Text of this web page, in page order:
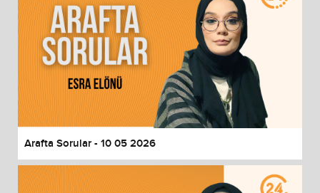
Arafta Sorular - 10 05 2026